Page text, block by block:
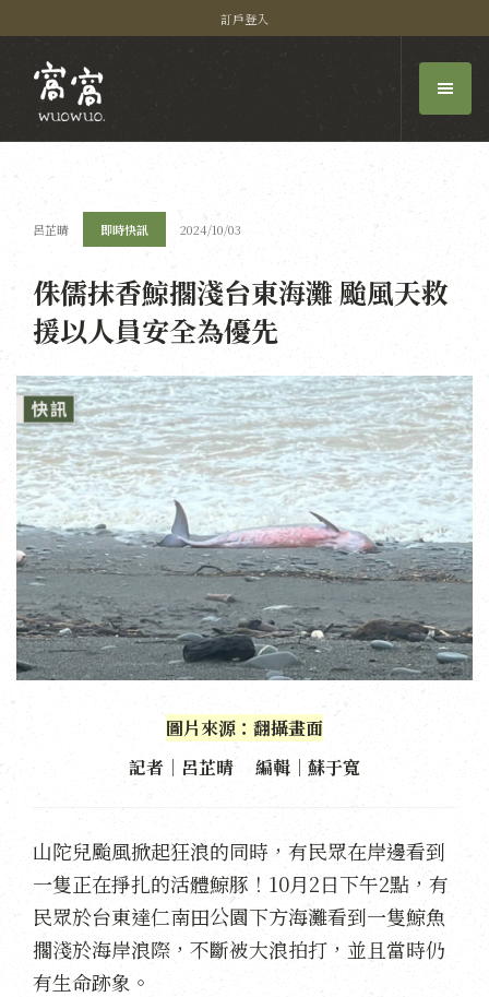
訂戶登入
呂芷晴 即時快訊 2024/10/03
侏儒抹香鯨擱淺台東海灘 颱風天救
援以人員安全為優先
圖片來源：翻攝畫面
記者｜呂芷晴 編輯｜蘇于寬
山陀兒颱風掀起狂浪的同時，有民眾在岸邊看到
一隻正在掙扎的活體鯨豚！10月2日下午2點，有
民眾於台東達仁南田公園下方海灘看到一隻鯨魚
擱淺於海岸浪際，不斷被大浪拍打，並且當時仍
有生命跡象。